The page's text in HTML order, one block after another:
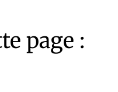
page :